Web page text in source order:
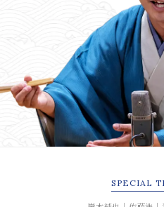
SPECIAL